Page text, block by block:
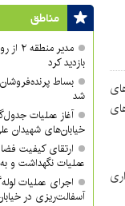
مناطق
مدیر
بازدید کرد
بساط
شد
آغاز عملیات
خیابان‌های شهیدان
ارتقای کیفیت
عملیات نگهداشت و
اجرای عملیات
آسفالت‌ریزی در